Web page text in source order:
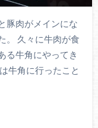
豚肉がメインにな
。 久々に牛肉が食
る牛角にやってき
牛角に行ったこと